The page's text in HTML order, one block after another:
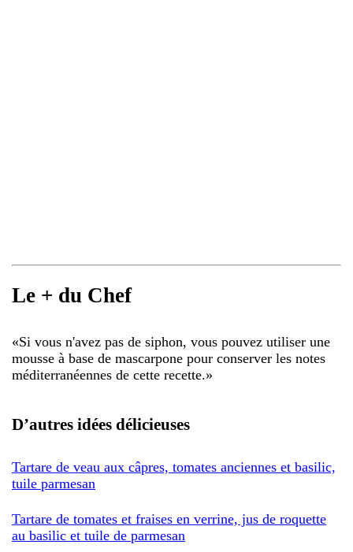
Le + du Chef
«Si vous n'avez pas de siphon, vous pouvez utiliser une
mousse à base de mascarpone pour conserver les notes
méditerranéennes de cette recette.»
D’autres idées délicieuses
Tartare de veau aux câpres, tomates anciennes et basilic,
tuile parmesan
Tartare de tomates et fraises en verrine, jus de roquette
au basilic et tuile de parmesan